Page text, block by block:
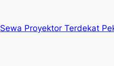
Sewa Proyektor Terdekat